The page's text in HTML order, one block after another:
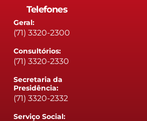
Telefones
Geral:
(71) 3320-2300
Consultórios:
(71) 3320-2330
Secretaria da
Presidência:
(71) 3320-2332
Serviço Social: